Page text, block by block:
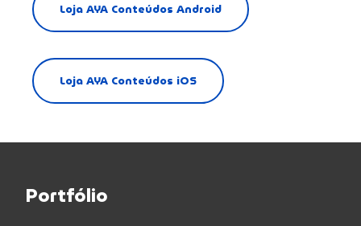
Loja AYA Conteúdos Android
Loja AYA Conteúdos iOS
Portfólio